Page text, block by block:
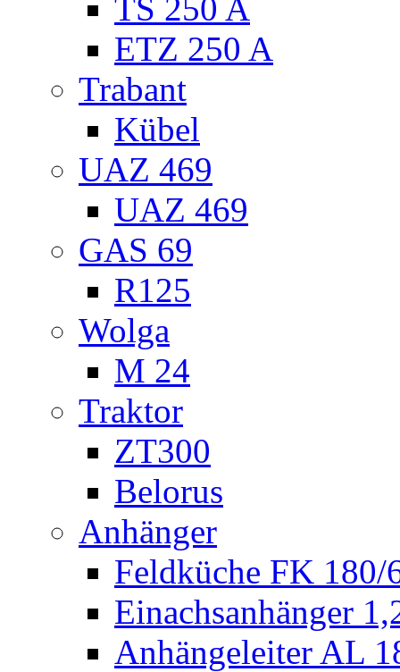
TS 250 A
ETZ 250 A
Trabant
Kübel
UAZ 469
UAZ 469
GAS 69
R125
Wolga
M 24
Traktor
ZT300
Belorus
Anhänger
Feldküche FK 180/
Einachsanhänger
Anhängeleiter AL